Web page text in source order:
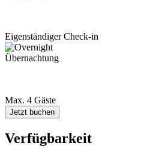
Eigenständiger Check-in
Übernachtung
Max. 4 Gäste
Jetzt buchen
Verfügbarkeit